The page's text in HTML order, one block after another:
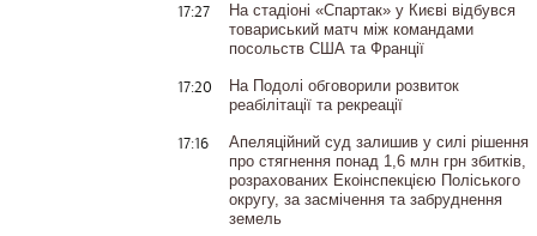
17:27
На стадіоні «Спартак» у Києві відбувся
товариський матч між командами
посольств США та Франції
17:20
На Подолі обговорили розвиток
реабілітації та рекреації
17:16
Апеляційний суд залишив у силі рішення
про стягнення понад 1,6 млн грн збитків,
розрахованих Екоінспекцією Поліського
округу, за засмічення та забруднення
земель